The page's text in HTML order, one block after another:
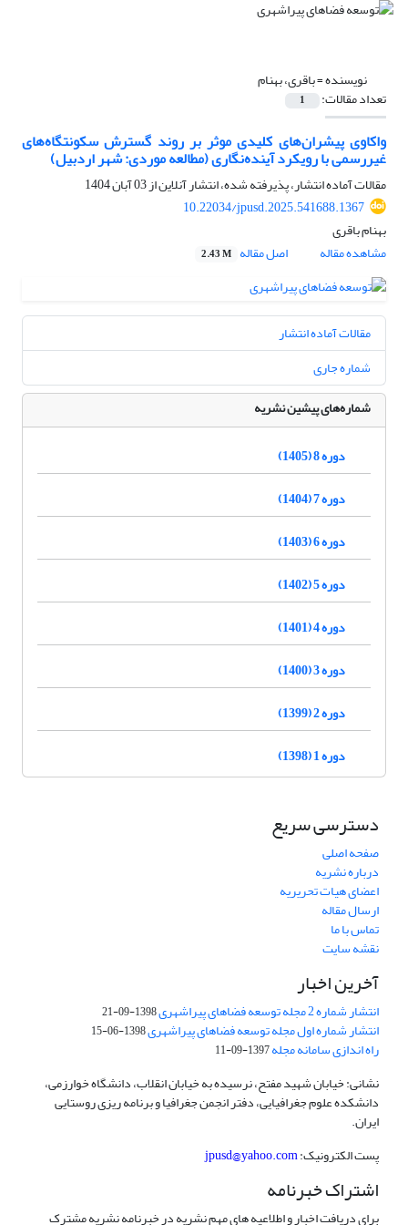
نویسنده =باقری، بهنام
تعداد مقالات: 1
واکاوی پیشران‌های کلیدی موثر بر روند گسترش سکونتگاه‌های
غیررسمی با رویکرد آینده‌نگاری (مطالعه موردی: شهر اردبیل)
مقالات آماده انتشار، پذیرفته شده، انتشار آنلاین از03 آبان 1404
10.22034/jpusd.2025.541688.1367
بهنام باقری
مشاهده مقاله
اصل مقاله 2.43 M
مقالات آماده انتشار
شماره جاری
شماره‌های پیشین نشریه
دوره 8 (1405)
دوره 7 (1404)
دوره 6 (1403)
دوره 5 (1402)
دوره 4 (1401)
دوره 3 (1400)
دوره 2 (1399)
دوره 1 (1398)
دسترسی سریع
صفحه اصلی
درباره نشریه
اعضای هیات تحریریه
ارسال مقاله
تماس با ما
نقشه سایت
آخرین اخبار
انتشار شماره 2 مجله توسعه فضاهای پیراشهری 1398-09-21
انتشار شماره اول مجله توسعه فضاهای پیراشهری1398-06-15
راه اندازی سامانه مجله1397-09-11
نشانی: خیابان شهید مفتح، نرسیده به خیابان انقلاب، دانشگاه خوارزمی،
دانشکده علوم جغرافیایی، دفتر انجمن جغرافیا و برنامه ریزی روستایی
ایران.
پست الکترونیک:jpusd@yahoo.com
اشتراک خبرنامه
برای دریافت اخبار و اطلاعیه های مهم نشریه در خبرنامه نشریه مشترک